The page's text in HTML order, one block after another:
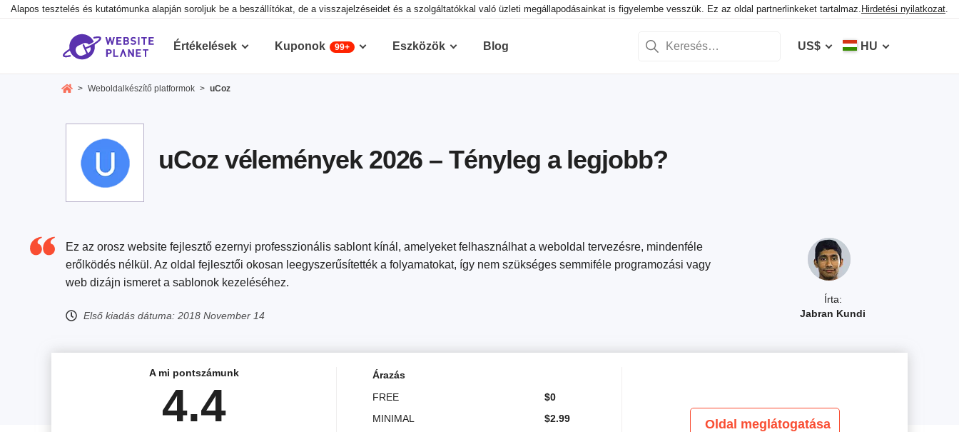
Alapos tesztelés és kutatómunka alapján soroljuk be a beszállítókat, de a visszajelzéseidet és a szolgáltatókkal való üzleti megállapodásainkat is figyelembe vesszük. Ez az oldal partnerlinkeket tartalmaz. Hirdetési nyilatkozat.
Értékelések Kuponok 99+ Eszközök Blog US$ HU
> Weboldalkészítő platformok > uCoz
uCoz vélemények 2026 – Tényleg a legjobb?
Írta:
Jabran Kundi
Ez az orosz website fejlesztő ezernyi professzionális sablont kínál, amelyeket felhasználhat a weboldal tervezésre, mindenféle
erőlködés nélkül. Az oldal fejlesztői okosan leegyszerűsítették a folyamatokat, így nem szükséges semmiféle programozási vagy
web dizájn ismeret a sablonok kezeléséhez.
Első kiadás dátuma: 2018 November 14
A mi pontszámunk
4.4
Árazás
FREE
$0
MINIMAL
$2.99
Oldal meglátogatása